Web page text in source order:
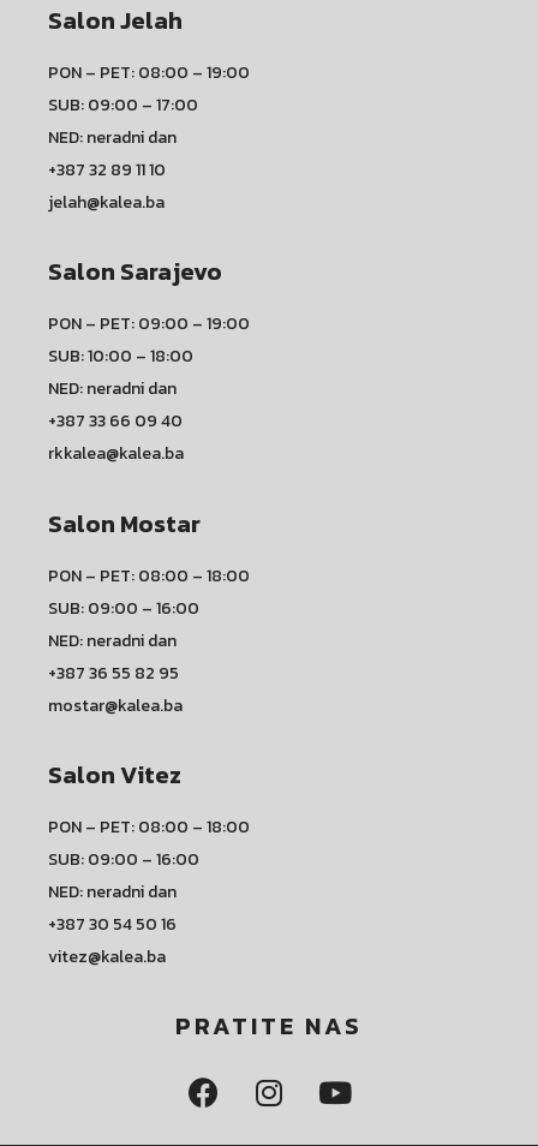
Salon Jelah
PON – PET: 08:00 – 19:00
SUB: 09:00 – 17:00
NED: neradni dan
+387 32 89 11 10
jelah@kalea.ba
Salon Sarajevo
PON – PET: 09:00 – 19:00
SUB: 10:00 – 18:00
NED: neradni dan
+387 33 66 09 40
rkkalea@kalea.ba
Salon Mostar
PON – PET: 08:00 – 18:00
SUB: 09:00 – 16:00
NED: neradni dan
+387 36 55 82 95
mostar@kalea.ba
Salon Vitez
PON – PET: 08:00 – 18:00
SUB: 09:00 – 16:00
NED: neradni dan
+387 30 54 50 16
vitez@kalea.ba
PRATITE NAS